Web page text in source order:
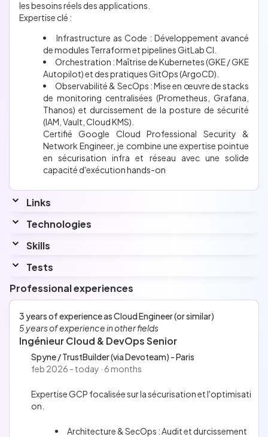
Professional experiences
3 years of experience as Cloud Engineer (or similar)
5 years of experience in other fields
Ingénieur Cloud & DevOps Senior
Spyne / TrustBuilder (via Devoteam) - Paris
feb 2026 - today · 6 months
Expertise GCP focalisée sur la sécurisation et l'optimisati
on.
Architecture & SecOps : Audit et durcissement
les besoins réels des applications.
Expertise clé :
Infrastructure as Code : Développement avancé
de modules Terraform et pipelines GitLab CI.
Orchestration : Maîtrise de Kubernetes (GKE / GKE
Autopilot) et des pratiques GitOps (ArgoCD).
Observabilité & SecOps : Mise en œuvre de stacks
de monitoring centralisées (Prometheus, Grafana,
Thanos) et durcissement de la posture de sécurité
(IAM, Vault, Cloud KMS).
Certifié Google Cloud Professional Security &
Network Engineer, je combine une expertise pointue
en sécurisation infra et réseau avec une solide
capacité d'exécution hands-on
Links
www.linkedin.com/in/houssein-mnaouar/
Technologies
Skills
Je souhaite approfondir le développement d'outils
connaissances en FinOps
French
English
Arabic
Tests
Top3%with a score of2793 points